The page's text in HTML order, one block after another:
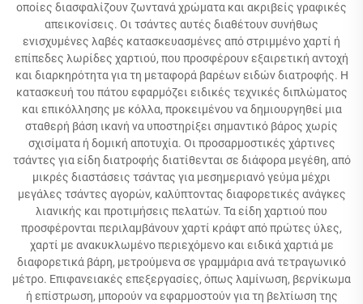
οποίες διασφαλίζουν ζωντανά χρώματα και ακριβείς γραφικές
απεικονίσεις. Οι τσάντες αυτές διαθέτουν συνήθως
ενισχυμένες λαβές κατασκευασμένες από στριμμένο χαρτί ή
επίπεδες λωρίδες χαρτιού, που προσφέρουν εξαιρετική αντοχή
και διαρκηρότητα για τη μεταφορά βαρέων ειδών διατροφής. Η
κατασκευή του πάτου εφαρμόζει ειδικές τεχνικές διπλώματος
και επικόλλησης με κόλλα, προκειμένου να δημιουργηθεί μια
σταθερή βάση ικανή να υποστηρίξει σημαντικό βάρος χωρίς
σχισίματα ή δομική αποτυχία. Οι προσαρμοστικές χάρτινες
τσάντες για είδη διατροφής διατίθενται σε διάφορα μεγέθη, από
μικρές διαστάσεις τσάντας για μεσημεριανό γεύμα μέχρι
μεγάλες τσάντες αγορών, καλύπτοντας διαφορετικές ανάγκες
λιανικής και προτιμήσεις πελατών. Τα είδη χαρτιού που
προσφέρονται περιλαμβάνουν χαρτί κράφτ από πρώτες ύλες,
χαρτί με ανακυκλωμένο περιεχόμενο και ειδικά χαρτιά με
διαφορετικά βάρη, μετρούμενα σε γραμμάρια ανά τετραγωνικό
μέτρο. Επιφανειακές επεξεργασίες, όπως λαμίνωση, βερνίκωμα
ή επίστρωση, μπορούν να εφαρμοστούν για τη βελτίωση της